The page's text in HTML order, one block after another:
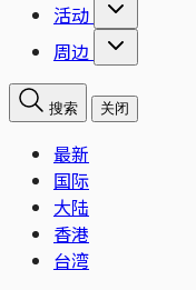
活动
周边
搜索 关闭
最新
国际
大陆
香港
台湾